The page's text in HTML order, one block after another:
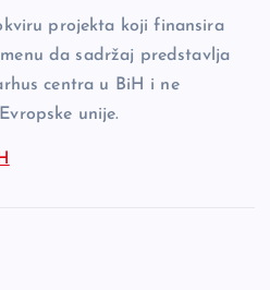
projekta koji finansira
da sadržaj predstavlja
centra u BiH i ne
unije.